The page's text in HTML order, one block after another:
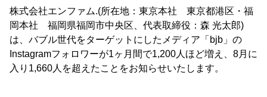
株式会社エンファム.(所在地：東京本社 東京都港区・福
岡本社 福岡県福岡市中央区、代表取締役：森 光太郎)
は、バブル世代をターゲットにしたメディア「bjb」の
Instagramフォロワーが1ヶ月間で1,200人ほど増え、8月に
入り1,660人を超えたことをお知らせいたします。